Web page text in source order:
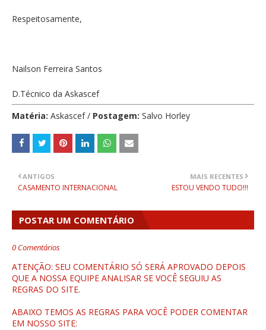
Respeitosamente,
Nailson Ferreira Santos
D.Técnico da Askascef
Matéria: Askascef / Postagem: Salvo Horley
MAIS RECENTES
ESTOU VENDO TUDO!!!
ANTIGOS
CASAMENTO INTERNACIONAL
POSTAR UM COMENTÁRIO
0 Comentários
ATENÇÃO: SEU COMENTÁRIO SÓ SERÁ APROVADO DEPOIS
QUE A NOSSA EQUIPE ANALISAR SE VOCÊ SEGUIU AS
REGRAS DO SITE.
ABAIXO TEMOS AS REGRAS PARA VOCÊ PODER COMENTAR
EM NOSSO SITE: